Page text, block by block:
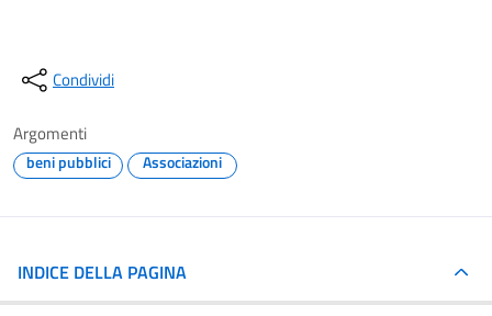
Condividi
Argomenti
beni pubblici Associazioni
INDICE DELLA PAGINA